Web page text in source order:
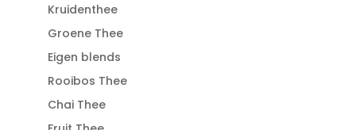
Kruidenthee
Groene Thee
Eigen blends
Rooibos Thee
Chai Thee